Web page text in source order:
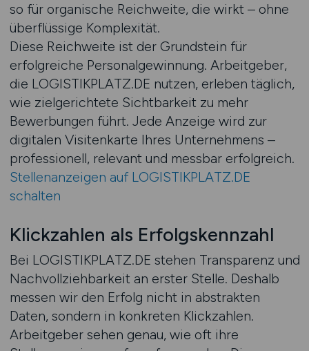
so für organische Reichweite, die wirkt – ohne
überflüssige Komplexität.
Diese Reichweite ist der Grundstein für
erfolgreiche Personalgewinnung. Arbeitgeber,
die LOGISTIKPLATZ.DE nutzen, erleben täglich,
wie zielgerichtete Sichtbarkeit zu mehr
Bewerbungen führt. Jede Anzeige wird zur
digitalen Visitenkarte Ihres Unternehmens –
professionell, relevant und messbar erfolgreich.
Stellenanzeigen auf LOGISTIKPLATZ.DE
schalten
Klickzahlen als Erfolgskennzahl
Bei LOGISTIKPLATZ.DE stehen Transparenz und
Nachvollziehbarkeit an erster Stelle. Deshalb
messen wir den Erfolg nicht in abstrakten
Daten, sondern in konkreten Klickzahlen.
Arbeitgeber sehen genau, wie oft ihre